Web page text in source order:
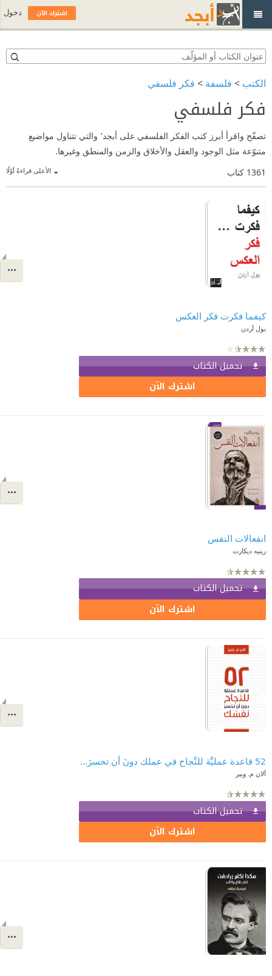
الكتب > فلسفة > فكر فلسفي
فكر فلسفي
تصفّح واقرأ أبرز كتب الفكر الفلسفي على أبجد٬ والتي تتناول مواضيع
متنوّعة مثل الوجود والعقل والأخلاق والزمن والمنطق وغيرها.
الأعلى قراءةً أوّلًا 1361 كتاب
كيفما فكرت فكر العكس
بول آردن
تحميل الكتاب
اشترك الآن
انفعالات النفس
رينيه ديكارت
تحميل الكتاب
اشترك الآن
52 قاعدة عمليَّة للنَّجاح في عملك دونَ أن تخسرَ نفسَك | Rules of Thumb
ألان م. ويبر
تحميل الكتاب
اشترك الآن
اشترك الآن دخول